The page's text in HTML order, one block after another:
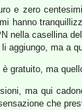
e zero
hanno
nella casellina
ma a
gratuito, ma
ma qui
che